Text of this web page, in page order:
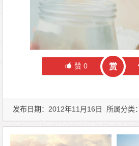
赞0 赏
发布日期：2012年11月16日 所属分类：